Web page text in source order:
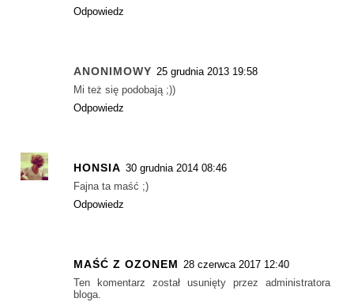
Odpowiedz
ANONIMOWY 25 grudnia 2013 19:58
Mi też się podobają ;))
Odpowiedz
HONSIA 30 grudnia 2014 08:46
Fajna ta maść ;)
Odpowiedz
MAŚĆ Z OZONEM 28 czerwca 2017 12:40
Ten komentarz został usunięty przez administratora
bloga.